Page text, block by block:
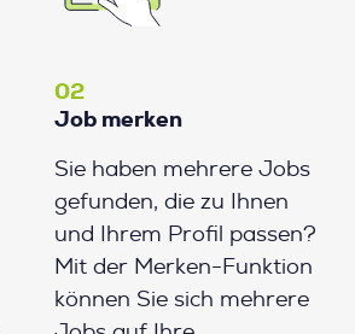
02
Job merken
Sie haben mehrere Jobs
gefunden, die zu Ihnen
und Ihrem Profil passen?
Mit der Merken-Funktion
können Sie sich mehrere